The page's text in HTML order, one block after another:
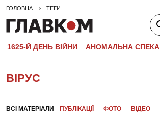
ГОЛОВНА ТЕГИ
1625-Й ДЕНЬ ВІЙНИ АНОМАЛЬНА СПЕКА
ВІРУС
ВСІ МАТЕРІАЛИ ПУБЛІКАЦІЇ ФОТО ВІДЕО